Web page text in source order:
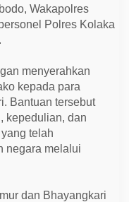
Wakapolres
Polres Kolaka
menyerahkan
kepada para
Bantuan tersebut
kepedulian, dan
telah
negara melalui
dan Bhayangkari